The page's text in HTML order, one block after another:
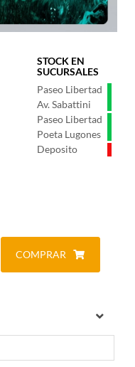
STOCK EN
SUCURSALES
Paseo Libertad
Av. Sabattini
Paseo Libertad
Poeta Lugones
Deposito
COMPRAR